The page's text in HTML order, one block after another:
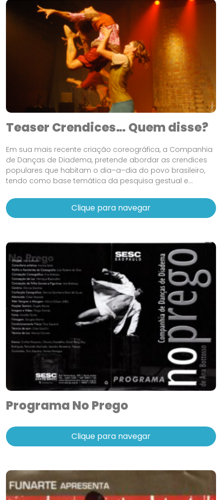
Teaser Crendices… Quem disse?
Em sua mais recente criação coreográfica, a Companhia
de Danças de Diadema, pretende abordar as crendices
populares que habitam o dia–a–dia do povo brasileiro,
tendo como base temática da pesquisa gestual e...
Clique para navegar
Programa No Prego
Clique para navegar